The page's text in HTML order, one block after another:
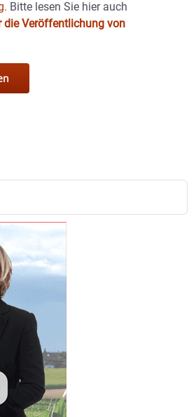
Bitte lesen Sie hier auch
die Veröffentlichung von